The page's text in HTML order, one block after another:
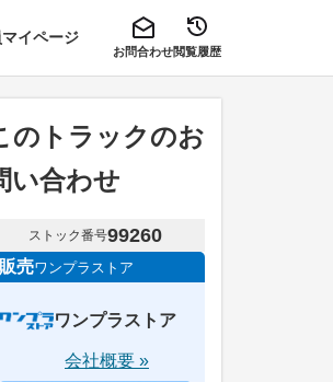
イページ
お問合わせ閲覧履歴
のトラックのお
い合わせ
ストック番号99260
販売ワンプラストア
ワンプラストア
会社概要 »